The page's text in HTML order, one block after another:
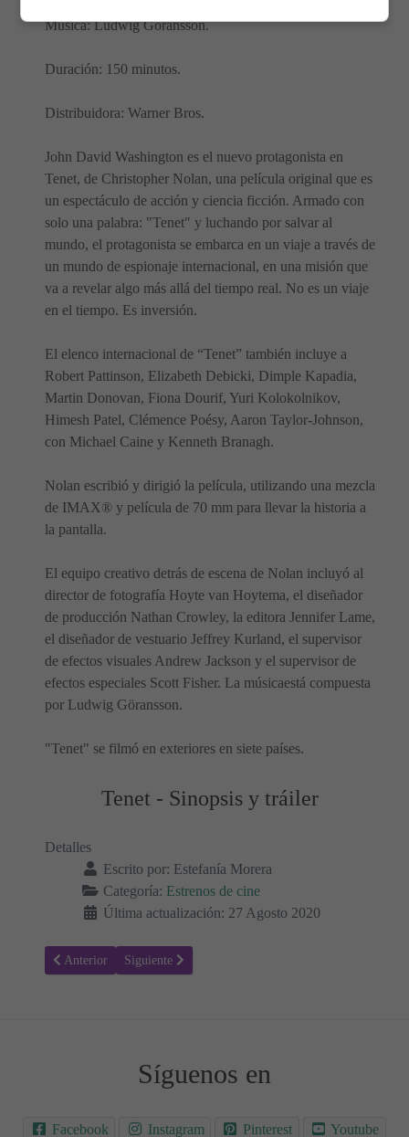
Música: Ludwig Göransson.
Duración: 150 minutos.
Distribuidora: Warner Bros.
John David Washington es el nuevo protagonista en
Tenet, de Christopher Nolan, una película original que es
un espectáculo de acción y ciencia ficción. Armado con
solo una palabra: "Tenet" y luchando por salvar al
mundo, el protagonista se embarca en un viaje a través de
un mundo de espionaje internacional, en una misión que
va a revelar algo más allá del tiempo real. No es un viaje
en el tiempo. Es inversión.
El elenco internacional de “Tenet” también incluye a
Robert Pattinson, Elizabeth Debicki, Dimple Kapadia,
Martin Donovan, Fiona Dourif, Yuri Kolokolnikov,
Himesh Patel, Clémence Poésy, Aaron Taylor-Johnson,
con Michael Caine y Kenneth Branagh.
Nolan escribió y dirigió la película, utilizando una mezcla
de IMAX® y película de 70 mm para llevar la historia a
la pantalla.
El equipo creativo detrás de escena de Nolan incluyó al
director de fotografía Hoyte van Hoytema, el diseñador
de producción Nathan Crowley, la editora Jennifer Lame,
el diseñador de vestuario Jeffrey Kurland, el supervisor
de efectos visuales Andrew Jackson y el supervisor de
efectos especiales Scott Fisher. La músicaestá compuesta
por Ludwig Göransson.
"Tenet" se filmó en exteriores en siete países.
Tenet - Sinopsis y tráiler
Detalles
Escrito por: Estefanía Morera
Categoría: Estrenos de cine
Última actualización: 27 Agosto 2020
Artículo anterior: Los Nuevos Mutantes - Sinopsis y Trailer
Anterior Artículo siguiente: Padre no hay más que uno 2: La
Siguiente
Síguenos en
Facebook Instagram Pinterest Youtube